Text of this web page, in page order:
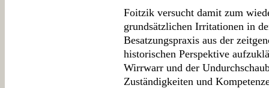
Foitzik versucht damit zum
grundsätzlichen Irritationen in
Besatzungspraxis aus der
historischen Perspektive
Wirrwarr und der
Zuständigkeiten und